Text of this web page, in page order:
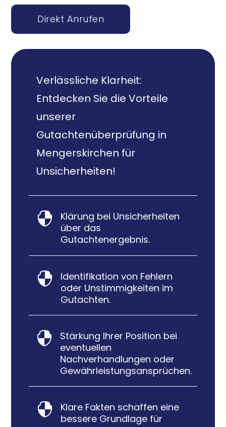
Direkt Anrufen
Verlässliche Klarheit:
Entdecken Sie die Vorteile
unserer
Gutachtenüberprüfung in
Mengerskirchen für
Unsicherheiten!

Klärung bei Unsicherheiten
über das
Gutachtenergebnis.

Identifikation von Fehlern
oder Unstimmigkeiten im
Gutachten.

Stärkung Ihrer Position bei
eventuellen
Nachverhandlungen oder
Gewährleistungsansprüchen.

Klare Fakten schaffen eine
bessere Grundlage für